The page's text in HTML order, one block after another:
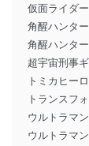
仮面ライダ
角醒ハンタ
角醒ハンタ
超宇宙刑事
トミカヒー
トランスフ
ウルトラマ
ウルトラマ